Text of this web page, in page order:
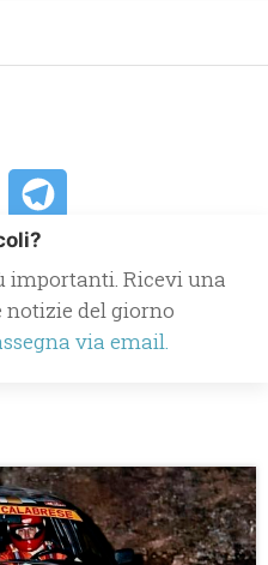
importanti. Ricevi una
notizie del giorno
via email.